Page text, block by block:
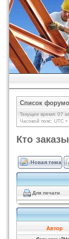
Список
Текущее время: 07
Часовой пояс: UTC
Кто
Для печати
Автор